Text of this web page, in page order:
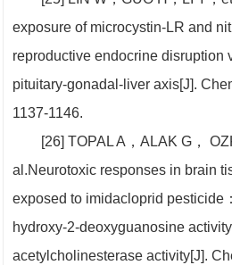
exposure of microcystin-LR and
reproductive endocrine disruption
pituitary-gonadal-liver axis[J].
1137-1146.
[26] TOPAL A，ALAK G，
al.Neurotoxic responses in brain
exposed to imidacloprid pesticide
hydroxy-2-deoxyguanosine
acetylcholinesterase activity[J].